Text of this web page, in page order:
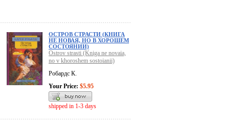
ОСТРОВ СТРАСТИ (КНИГА
НЕ НОВАЯ, НО В ХОРОШЕМ
СОСТОЯНИИ)
Ostrov strasti (Kniga ne novaia,
no v khoroshem sostoianii)
Робардс К.
Your Price: $5.95
shipped in 1-3 days